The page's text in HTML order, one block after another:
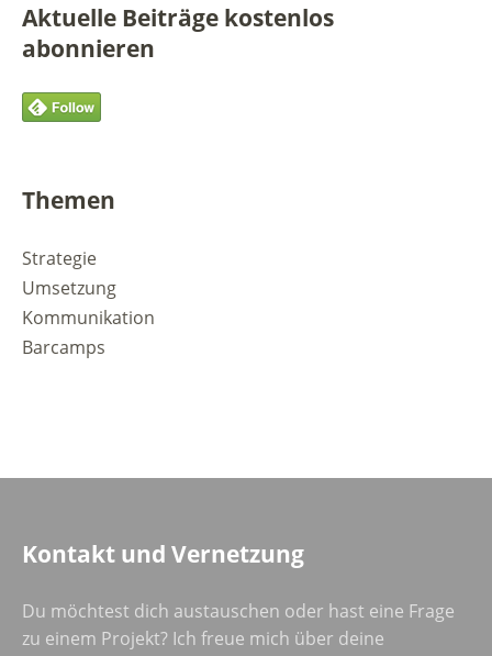
Aktuelle Beiträge kostenlos
abonnieren
Themen
Strategie
Umsetzung
Kommunikation
Barcamps
Kontakt und Vernetzung
Du möchtest dich austauschen oder hast eine Frage
zu einem Projekt? Ich freue mich über deine